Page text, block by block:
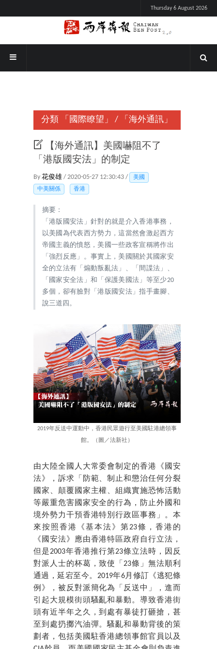
Thursday 6 August 2026
分類 「國際瞭望」 / 「海外通訊」
【海外通訊】美國嚇阻不了
「港版國安法」的制定
By 花俊雄 / 2020-05-27 12:30:43 /
美國
中美關係
香港
摘要：
「港版國安法」針對的就是介入香港事務，
以美國為代表西方勢力，這當然會激起西方
帝國主義的憤怒，美國一些政客宣稱將作出
「強烈反應」。事實上，美國關於其國家安
全的立法有「煽動叛亂法」、「間諜法」、
「國家安全法」和「保護美國法」等至少20
多個，卻有臉對「港版國安法」指手畫腳、
說三道四。
2019年反送中運動中，香港民眾遊行至美國駐港總領事
館。（圖／法新社）
由大陸全國人大常委會制定的香港《國安
法》，訴求「防範、制止和懲治任何分裂
國家、顛覆國家主權、組織實施恐怖活動
等嚴重危害國家安全的行為，防止外國和
境外勢力干預香港特別行政區事務」。本
來按照香港《基本法》第23條，香港的
《國安法》應由香港特區政府自行立法，
但是2003年香港推行第23條立法時，因反
對派人士的杯葛，致使「23條」無法順利
通過，延宕至今。2019年6月修訂《逃犯條
例》，被反對派簡化為「反送中」，進而
引起大規模街頭騷亂和暴動。導致香港街
頭有近半年之久，到處有暴徒打砸搶，甚
至到處扔擲汽油彈。騷亂和暴動背後的策
劃者，包括美國駐香港總領事館官員以及